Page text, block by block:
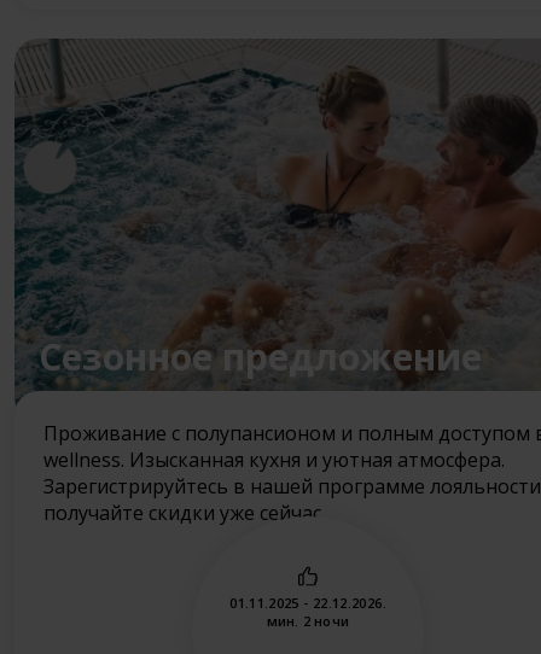
Cезонное предложение
Проживание с полупансионом и полным доступом
wellness. Изысканная кухня и уютная атмосфера.
Зарегистрируйтесь в нашей программе
получайте скидки уже сейчас.
01.11.2025 - 22.12.2026.
мин. 2 ночи